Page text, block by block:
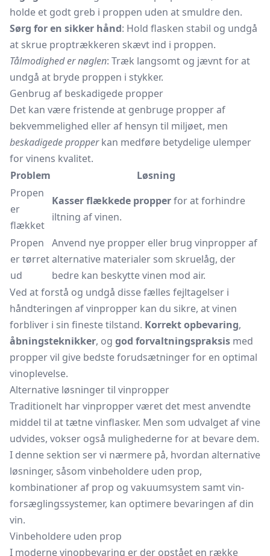
holde et godt greb i proppen uden at smuldre den.
Sørg for en sikker hånd: Hold flasken stabil og undgå
at skrue proptrækkeren skævt ind i proppen.
Tålmodighed er nøglen: Træk langsomt og jævnt for at
undgå at bryde proppen i stykker.
Genbrug af beskadigede propper
Det kan være fristende at genbruge propper af
bekvemmelighed eller af hensyn til miljøet, men
beskadigede propperkan medføre betydelige ulemper
for vinens kvalitet.
Problem
Løsning
Propen
er
flækket
Kasser flækkede propperfor at forhindre
iltning af vinen.
Propen
er tørret
ud
Anvend nye propper eller brug vinpropper af
alternative materialer som skruelåg, der
bedre kan beskytte vinen mod air.
Ved at forstå og undgå disse fælles fejltagelser i
håndteringen af vinpropper kan du sikre, at vinen
forbliver i sin fineste tilstand. Korrekt opbevaring,
åbningsteknikker, og god forvaltningspraksis med
propper vil give bedste forudsætninger for en optimal
vinoplevelse.
Alternative løsninger til vinpropper
Traditionelt har vinpropper været det mest anvendte
middel til at tætne vinflasker. Men som udvalget af vine
udvides, vokser også mulighederne for at bevare dem.
I denne sektion ser vi nærmere på, hvordan alternative
løsninger, såsom vinbeholdere uden prop,
kombinationer af prop og vakuumsystem samt vin-
forsæglingssystemer, kan optimere bevaringen af din
vin.
Vinbeholdere uden prop
I moderne vinopbevaring er der opstået en række